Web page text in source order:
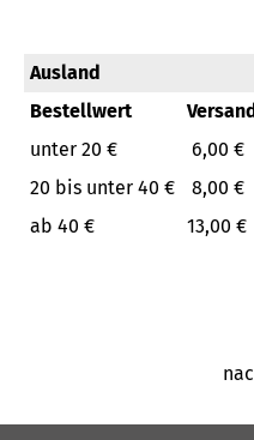
Ausland
Bestellwert
unter 20 €
6,00 €
20 bis unter 40 €
8,00 €
ab 40 €
13,00 €